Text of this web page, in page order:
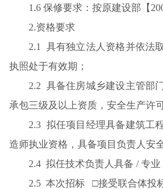
1.6 保修要求：按原建设部【
2.资格要求
2.1 具有独立法人资格并依法
执照处于有效期；
2.2 具备住房城乡建设主管部
承包三级及以上资质，安全生产许
2.3 拟任项目经理具备建筑工
造师执业资格，具备项目负责人安
2.4 拟任技术负责人具备 / 专业
2.5 本次招标 □接受联合体投